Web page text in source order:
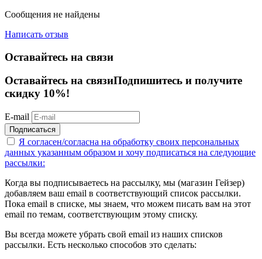
Сообщения не найдены
Написать отзыв
Оставайтесь на связи
Оставайтесь на связиПодпишитесь и получите
скидку 10%!
E-mail
Подписаться
Я согласен/согласна на обработку своих персональных
данных указанным образом и хочу подписаться на следующие
рассылки:
Когда вы подписываетесь на рассылку, мы (магазин Гейзер)
добавляем ваш email в соответствующий список рассылки.
Пока email в списке, мы знаем, что можем писать вам на этот
email по темам, соответствующим этому списку.
Вы всегда можете убрать свой email из наших списков
рассылки. Есть несколько способов это сделать: